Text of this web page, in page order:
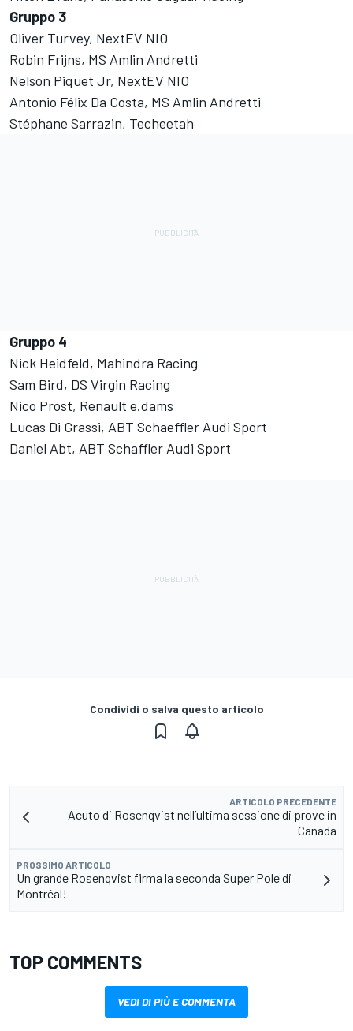
Gruppo 3
Oliver Turvey, NextEV NIO
Robin Frijns, MS Amlin Andretti
Nelson Piquet Jr, NextEV NIO
Antonio Félix Da Costa, MS Amlin Andretti
Stéphane Sarrazin, Techeetah
Gruppo 4
Nick Heidfeld, Mahindra Racing
Sam Bird, DS Virgin Racing
Nico Prost, Renault e.dams
Lucas Di Grassi, ABT Schaeffler Audi Sport
Daniel Abt, ABT Schaffler Audi Sport
Condividi o salva questo articolo
ARTICOLO PRECEDENTE
Acuto di Rosenqvist nell’ultima sessione di prove in
Canada
PROSSIMO ARTICOLO
Un grande Rosenqvist firma la seconda Super Pole di
Montréal!
TOP COMMENTS
VEDI DI PIÙ E COMMENTA